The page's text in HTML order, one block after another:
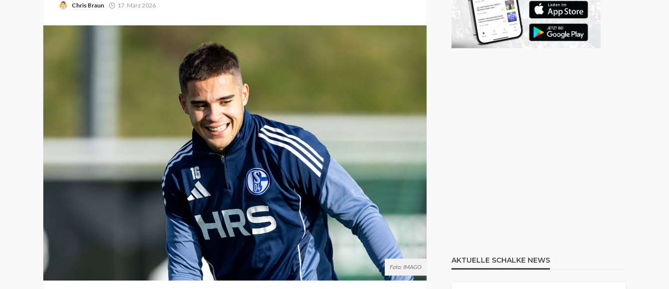
Chris Braun 17. März 2026
Foto: IMAGO
AKTUELLE SCHALKE NEWS